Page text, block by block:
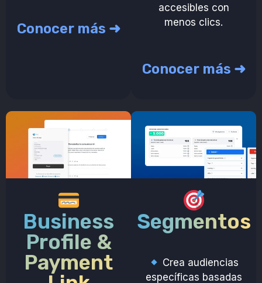
Conocer más ➜
accesibles con
menos clics.
Conocer más ➜
Business
Profile &
Payment
Segmentos
Crea audiencias
específicas basadas